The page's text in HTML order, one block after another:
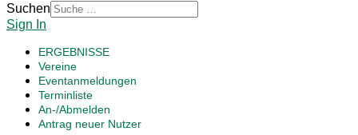
Suchen
Sign In
ERGEBNISSE
Vereine
Eventanmeldungen
Terminliste
An-/Abmelden
Antrag neuer Nutzer